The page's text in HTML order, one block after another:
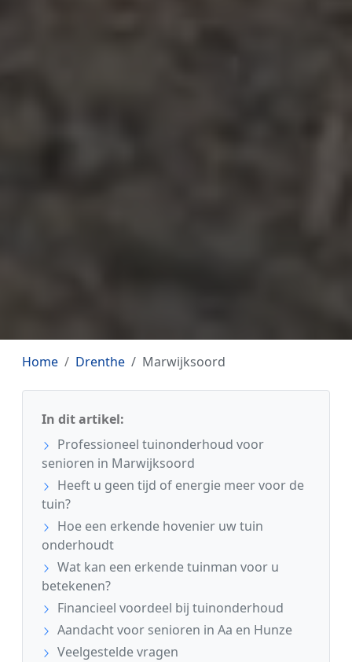
Home Drenthe Marwijksoord
In dit artikel:
Professioneel tuinonderhoud voor
senioren in Marwijksoord
Heeft u geen tijd of energie meer voor de
tuin?
Hoe een erkende hovenier uw tuin
onderhoudt
Wat kan een erkende tuinman voor u
betekenen?
Financieel voordeel bij tuinonderhoud
Aandacht voor senioren in Aa en Hunze
Veelgestelde vragen